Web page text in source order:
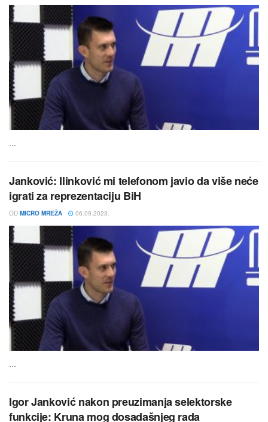
...
Janković: Ilinković mi telefonom javio da više neće
igrati za reprezentaciju BiH
OD MICRO MREŽA 06.09.2023.
...
Igor Janković nakon preuzimanja selektorske
funkcije: Kruna mog dosadašnjeg rada